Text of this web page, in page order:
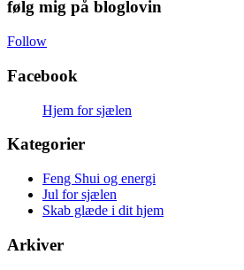
følg mig på bloglovin
Follow
Facebook
Hjem for sjælen
Kategorier
Feng Shui og energi
Jul for sjælen
Skab glæde i dit hjem
Arkiver